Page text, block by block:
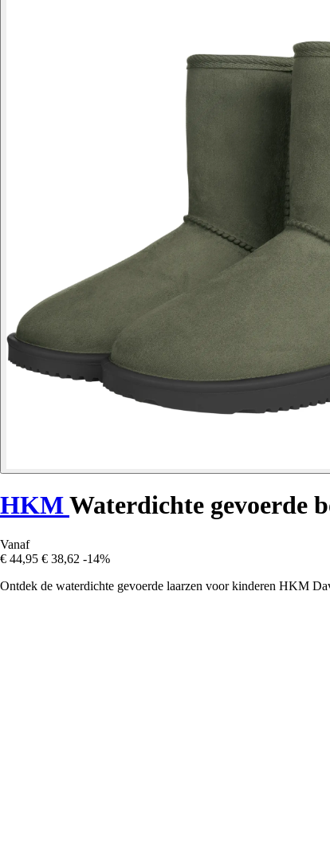
HKMWaterdichte gevoerde
Vanaf
€ 44,95 € 38,62 -14%
Ontdek de waterdichte gevoerde laarzen voor kinderen HKM